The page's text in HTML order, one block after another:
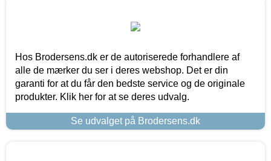
Hos Brodersens.dk er de autoriserede forhandlere af
alle de mærker du ser i deres webshop. Det er din
garanti for at du får den bedste service og de originale
produkter. Klik her for at se deres udvalg.
Se udvalget på Brodersens.dk